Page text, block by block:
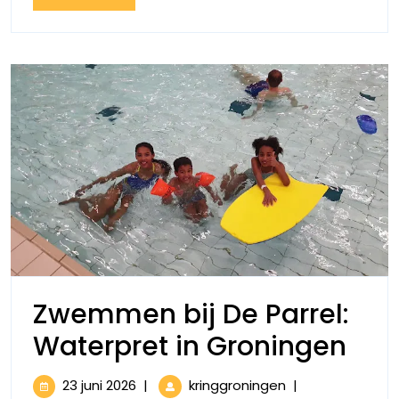
de
zomer!
More
Zwemmen bij De Parrel:
Waterpret in Groningen
23 juni 2026 23| kringgroningenZwemmen
|